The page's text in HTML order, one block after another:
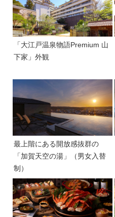
「大江戸温泉物語Premium 山
下家」外観
最上階にある開放感抜群の
「加賀天空の湯」（男女入替
制）